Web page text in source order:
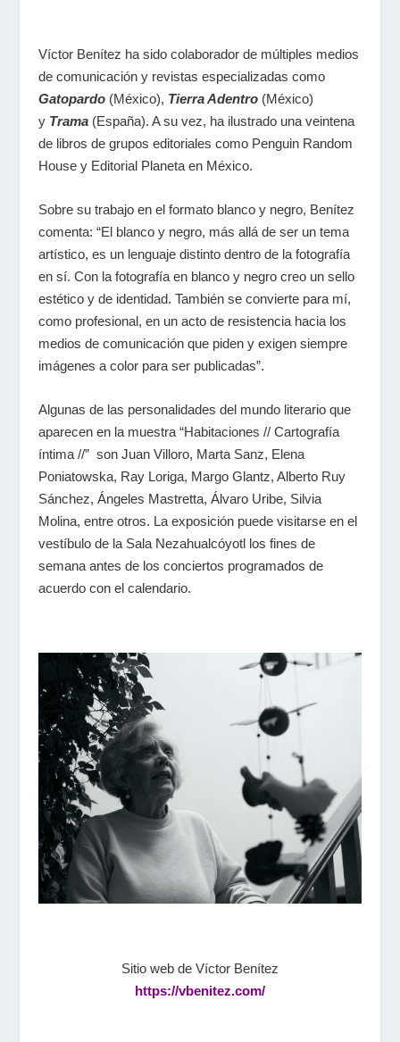
Víctor Benítez ha sido colaborador de múltiples medios
de comunicación y revistas especializadas como
Gatopardo(México), Tierra Adentro(México)
y Trama(España). A su vez, ha ilustrado una veintena
de libros de grupos editoriales como Penguin Random
House y Editorial Planeta en México.
Sobre su trabajo en el formato blanco y negro, Benítez
comenta: “El blanco y negro, más allá de ser un tema
artístico, es un lenguaje distinto dentro de la fotografía
en sí. Con la fotografía en blanco y negro creo un sello
estético y de identidad. También se convierte para mí,
como profesional, en un acto de resistencia hacia los
medios de comunicación que piden y exigen siempre
imágenes a color para ser publicadas”.
Algunas de las personalidades del mundo literario que
aparecen en la muestra “Habitaciones // Cartografía
íntima //” son Juan Villoro, Marta Sanz, Elena
Poniatowska, Ray Loriga, Margo Glantz, Alberto Ruy
Sánchez, Ángeles Mastretta, Álvaro Uribe, Silvia
Molina, entre otros. La exposición puede visitarse en el
vestíbulo de la Sala Nezahualcóyotl los fines de
semana antes de los conciertos programados de
acuerdo con el calendario.
Sitio web de Víctor Benítez
https://vbenitez.com/